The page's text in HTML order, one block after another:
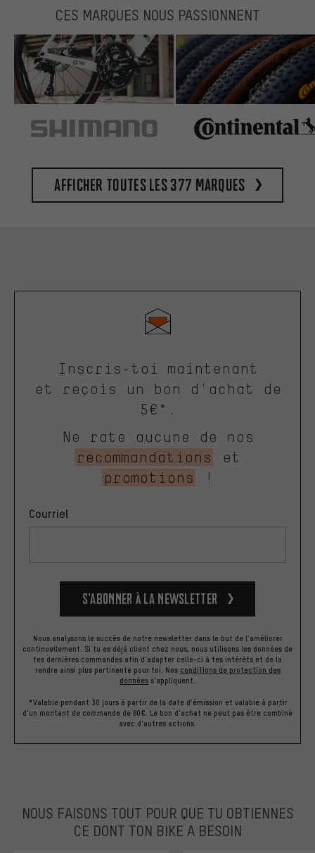
CES MARQUES NOUS PASSIONNENT
Afficher toutes les 377 marques
Inscris-toi maintenant
et reçois un bon d'achat de
5€*.
Ne rate aucune de nos
recommandations
et
promotions
!
Courriel
S’abonner à la newsletter
Nous analysons le succès de notre newsletter dans le but de l'améliorer
continuellement. Si tu es déjà client chez nous, nous utilisons les données de
tes dernières commandes afin d'adapter celle-ci à tes intérêts et de la
rendre ainsi plus pertinente pour toi. Nos conditions de protection des
données s'appliquent.
*Valable pendant 30 jours à partir de la date d'émission et valable à partir
d'un montant de commande de 60€. Le bon d'achat ne peut pas être combiné
avec d'autres actions.
NOUS FAISONS TOUT POUR QUE TU OBTIENNES
CE DONT TON BIKE A BESOIN